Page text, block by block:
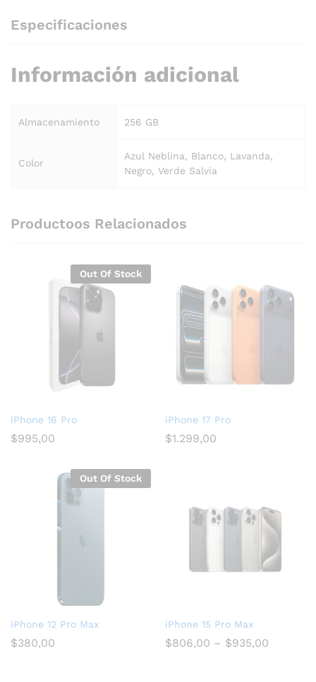
Especificaciones
Información adicional
Almacenamiento 256 GB
Color
Azul Neblina, Blanco, Lavanda,
Negro, Verde Salvia
Productoos Relacionados
Out Of Stock
iPhone 16 Pro
$995,00
iPhone 17 Pro
$1.299,00
Out Of Stock
iPhone 12 Pro Max
$380,00
iPhone 15 Pro Max
$806,00 – $935,00